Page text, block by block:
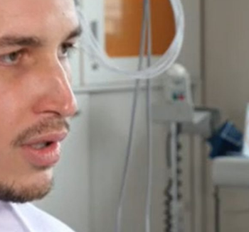
ДЕОС
СОССБОС
Развойно-
техническа
база
Почивна
база-Китен